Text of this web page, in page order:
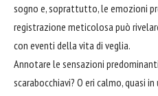
sogno e, soprattutto, le emozioni
registrazione meticolosa può
con eventi della vita di veglia.
Annotare le sensazioni
scarabocchiavi? O eri calmo, quasi